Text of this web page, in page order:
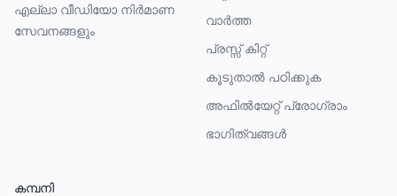
എല്ലാ വീഡിയോ നിർമാണ
സേവനങ്ങളും
വാർത്ത
പ്രസ്സ് കിറ്റ്
കൂടുതാല്‍ പഠിക്കുക
അഫിൽയേറ്റ് പ്രോഗ്രാം
ഭാഗിത്വങ്ങൾ
കമ്പനി